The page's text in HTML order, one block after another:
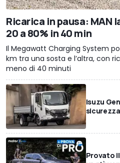
Ricarica in pausa: MAN
20 a 80% in 40 min
Il Megawatt Charging System
km tra una sosta e l’altra, con
meno di 40 minuti
Isuzu
sicurezza
Provato